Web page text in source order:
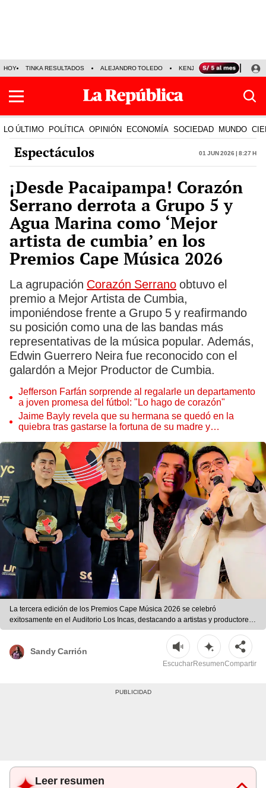
HOY TINKA RESULTADOS ALEJANDRO TOLEDO KENJI FUJIMORI
LO ÚLTIMO POLÍTICA OPINIÓN ECONOMÍA SOCIEDAD MUNDO
Espectáculos 01 Jun 2026 | 8:27 h
¡Desde Pacaipampa! Corazón
Serrano derrota a Grupo 5 y
Agua Marina como ‘Mejor
artista de cumbia’ en los
Premios Cape Música 2026
La agrupación Corazón Serrano obtuvo el
premio a Mejor Artista de Cumbia,
imponiéndose frente a Grupo 5 y reafirmando
su posición como una de las bandas más
representativas de la música popular. Además,
Edwin Guerrero Neira fue reconocido con el
galardón a Mejor Productor de Cumbia.
Jefferson Farfán sorprende al regalarle un departamento
a joven promesa del fútbol: "Lo hago de corazón"
Jaime Bayly revela que su hermana se quedó en la
quiebra tras gastarse la fortuna de su madre y
La tercera edición de los Premios Cape Música 2026 se celebró
exitosamente en el Auditorio Los Incas, destacando a artistas y productores.
| Foto: Sandy Carrión/La República/difusión
Sandy Carrión
EscucharResumenCompartir
Leer resumen